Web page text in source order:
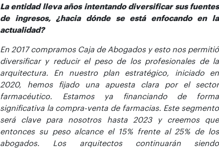
La entidad lleva años intentando diversificar sus fuentes
de ingresos, ¿hacia dónde se está enfocando en la
actualidad?
En 2017 compramos Caja de Abogados y esto nos permitió
diversificar y reducir el peso de los profesionales de la
arquitectura. En nuestro plan estratégico, iniciado en
2020, hemos fijado una apuesta clara por el sector
farmacéutico. Estamos ya financiando de forma
significativa la compra-venta de farmacias. Este segmento
será clave para nosotros hasta 2023 y creemos que
entonces su peso alcance el 15% frente al 25% de los
abogados. Los arquitectos continuarán siendo